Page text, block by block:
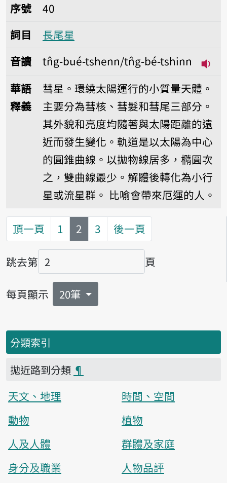
序號40長尾星
序號
40
詞目
長尾星
音讀
tn̂g-bué-tshenn/tn̂g-bé-tshinn
華語
釋義
彗星。環繞太陽運行的小質量天體。
主要分為彗核、彗髮和彗尾三部分。
其外貌和亮度均隨著與太陽距離的遠
近而發生變化。軌道是以太陽為中心
的圓錐曲線。以拋物線居多，橢圓次
之，雙曲線最少。解體後轉化為小行
星或流星群。 比喻會帶來厄運的人。
頂一頁 1 第
2 3 後一頁
跳去第
頁碼
頁
每頁顯示 20筆
分類索引
拋近路到分類 ¶
天文、地理
時間、空間
動物
植物
人及人體
群體及家庭
身分及職業
人物品評